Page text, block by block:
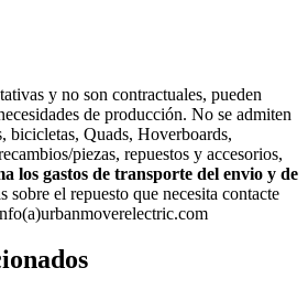
y no son contractuales, pueden
de producción. No se admiten
bicicletas, Quads, Hoverboards,
piezas, repuestos y accesorios,
los gastos de transporte del envio y de
sobre el repuesto que necesita contacte